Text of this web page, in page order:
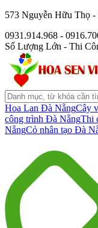
573 Nguyễn Hữu Thọ
0931.914.968 -
Số Lượng Lớn - Thi
Hoa Lan Đà NẵngCây
công trình Đà NẵngThi
NẵngCỏ nhân tạo Đà